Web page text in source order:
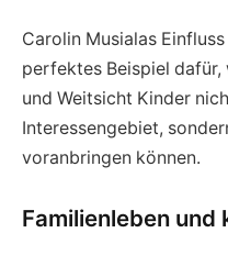
Carolin Musialas
perfektes Beispiel
und Weitsicht Kinder
Interessengebiet,
voranbringen können.
Familienleben und